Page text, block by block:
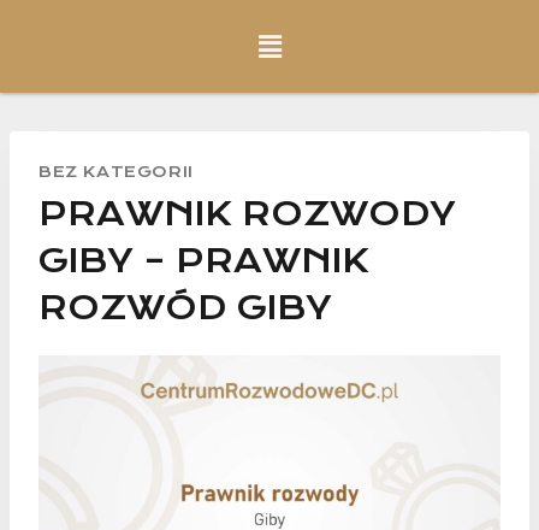
BEZ KATEGORII
PRAWNIK ROZWODY
GIBY – PRAWNIK
ROZWÓD GIBY